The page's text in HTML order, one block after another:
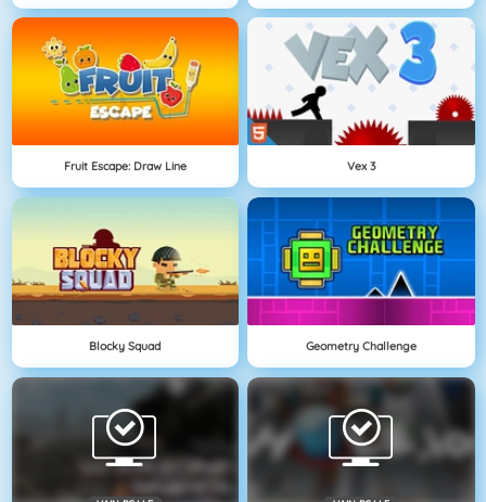
Fruit Escape: Draw Line Vex 3
Blocky Squad Geometry Challenge